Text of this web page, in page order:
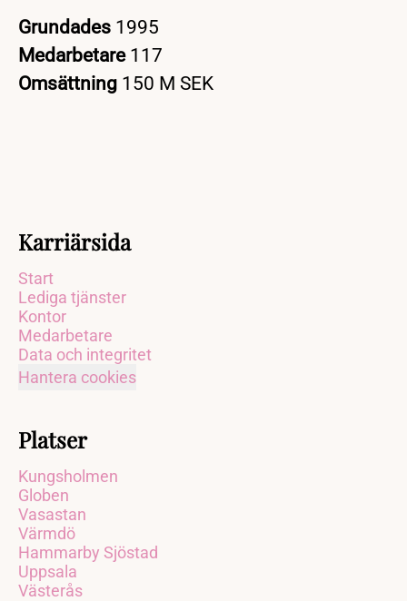
Grundades 1995
Medarbetare 117
Omsättning 150 M SEK
Karriärsida
Start
Lediga tjänster
Kontor
Medarbetare
Data och integritet
Hantera cookies
Platser
Kungsholmen
Globen
Vasastan
Värmdö
Hammarby Sjöstad
Uppsala
Västerås